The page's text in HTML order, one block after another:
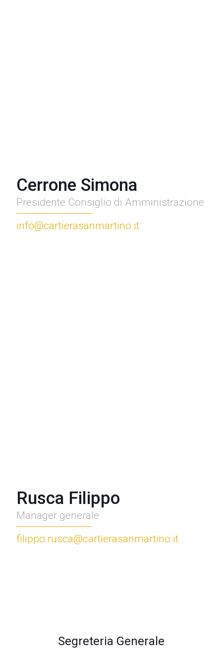
Cerrone Simona
Presidente Consiglio di Amministrazione
info@cartierasanmartino.it
Rusca Filippo
Manager generale
filippo.rusca@cartierasanmartino.it
Segreteria Generale